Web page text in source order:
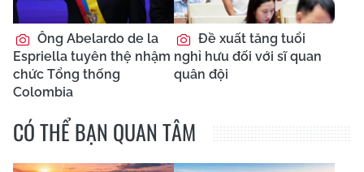
Ông Abelardo de la
Espriella tuyên thệ nhậm
chức Tổng thống
Colombia
Đề xuất tăng tuổi
nghỉ hưu đối với sĩ quan
quân đội
CÓ THỂ BẠN QUAN TÂM